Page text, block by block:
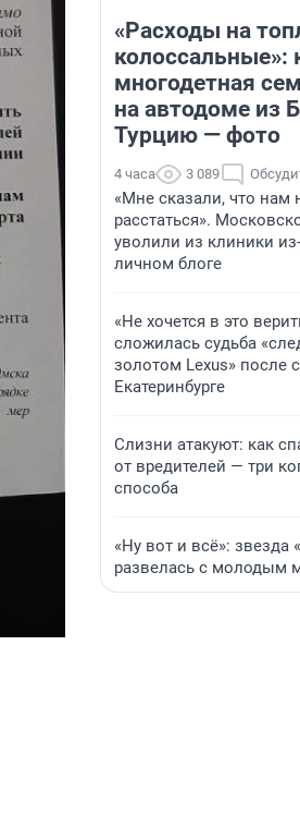
«Расходы на
колоссальные»:
многодетная
на автодоме из
Турцию — фото
4 часа 3 089
«Мне сказали, что нам
расстаться».
уволили из клиники
личном блоге
«Не хочется в это
сложилась судьба
золотом Lexus» после
Екатеринбурге
Слизни атакуют: как
от вредителей — три
способа
«Ну вот и всё»: звезда
развелась с молодым